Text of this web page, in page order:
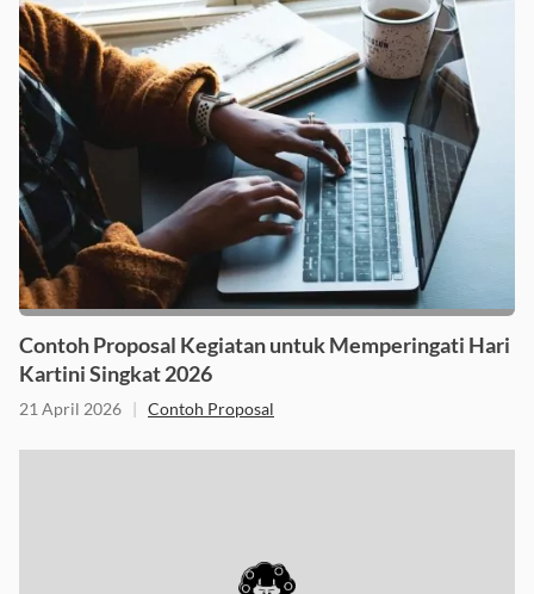
Contoh Proposal Kegiatan untuk Memperingati Hari
Kartini Singkat 2026
21 April 2026 | Contoh Proposal